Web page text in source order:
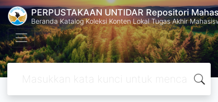
PERPUSTAKAAN UNTIDAR Repositori
Beranda Katalog Koleksi Konten Lokal Tugas Akhir